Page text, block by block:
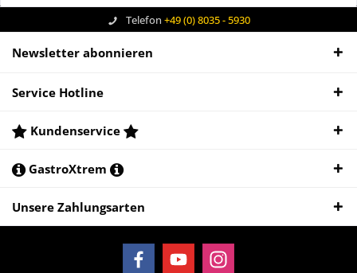
Telefon +49 (0) 8035 - 5930
Newsletter abonnieren
Service Hotline
Kundenservice
GastroXtrem
Unsere Zahlungsarten